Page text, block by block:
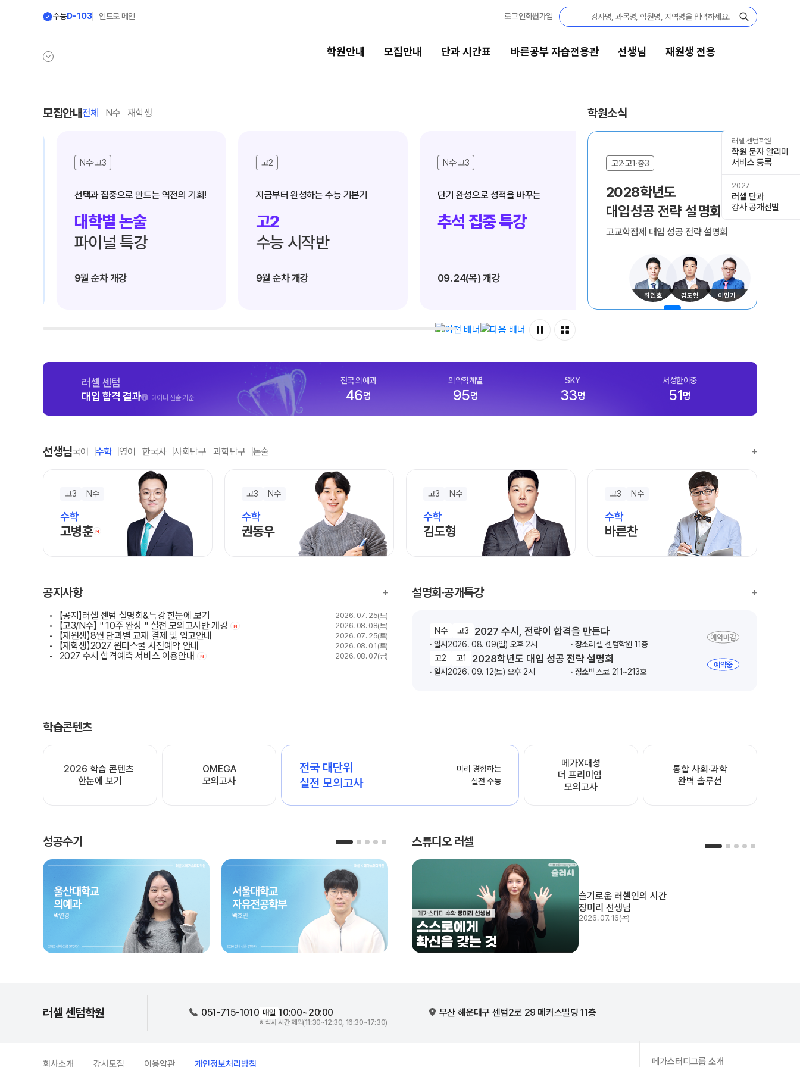
수능D-103 인트로 메인 로그인회원가입
학원안내 모집안내 단과 시간표 바른공부 자습전용관 선생님 재원생 전용
학원안내
원장 인사말
학원 상담
온라인 상담
원장과 소통하기
학원 시설
모집안내
2027 파이널 정규반
재학생 모집요강
OMEGA Focus
8월 AM단과
8월 OMEGA Focus 단과 N
고3/N수
9월 정규·특강 단과
8월 Math Solution 단과
썸머특강
고2 수능 시작반
바른공부 자습전용관
사설·평가원 모의고사
선생님 커리큘럼
OMEGA 모의고사
전국 대단위 실전 모의고사
메가X대성 더 프리미엄 모의고사
수학 아이젠
통합사회·과학 학평 대비
2026 수능 적중 문항
메가 스마트 리포트
실시간 질문답변 앱 QUBE
재등록/교재 구매
러셀 센텀학원
학원 문자 알리미
서비스 등록
2027
러셀 단과
강사 공개선발
모집안내전체 N수 재학생
N수·고3
대학별 논술
파이널 특강
9월 순차 개강
지금부터 완성하는 수능 기본기
고2
수능 시작반
9월 순차 개강
N수·고3
추석 집중 특강
09. 24(목) 개강
학원소식
고2·고1·중3
2028학년도
대입성공 전략 설명회
고교학점제 대입 성공 전략 설명회
최인호 김도형 이민기
러셀 센텀
대입 합격 결과
데이터 산출 기준
전국 의예과
46명
의약학계열
95명
SKY
33명
서성한이중
51명
선생님국어 수학 영어 한국사 사회탐구 과학탐구 논술
고3 N수
수학
고병훈 N신규
고3 N수
수학
권동우
고3 N수
수학
김도형
고3 N수
수학
바른찬
공지사항
【공지】러셀 센텀 설명회&특강 한눈에 보기 2026. 07. 25(토)
【고3/N수】＂10주 완성＂실전 모의고사반 개강 N 2026. 08. 08(토)
【재원생】8월 단과별 교재 결제 및 입고안내 2026. 07. 25(토)
【재학생】2027 윈터스쿨 사전예약 안내 2026. 08. 01(토)
2027 수시 합격예측 서비스 이용안내 N 2026. 08. 07(금)
설명회·공개특강
N수 고3 2027 수시, 전략이 합격을 만든다
일시 2026. 08. 09(일) 오후 2시 장소러셀 센텀학원 11층
예약마감
고2 고1 2028학년도 대입 성공 전략 설명회
일시 2026. 09. 12(토) 오후 2시 장소벡스코 211~213호
예약중
학습콘텐츠
2026 학습 콘텐츠
한눈에 보기
OMEGA
모의고사
전국 대단위
실전 모의고사
미리 경험하는
실전 수능
메가X대성
더 프리미엄
모의고사
통합 사회·과학
완벽 솔루션
성공수기 스튜디오 러셀
슬기로운 러셀인의 시간
장미리 선생님
2026. 07. 16(목)
러셀 센텀학원 051-715-1010 매일 10:00~20:00
※ 식사 시간 제외(11:30~12:30, 16:30~17:30)
부산 해운대구 센텀2로 29 메커스빌딩 11층
회사소개 강사모집 이용약관 개인정보처리방침 메가스터디그룹 소개